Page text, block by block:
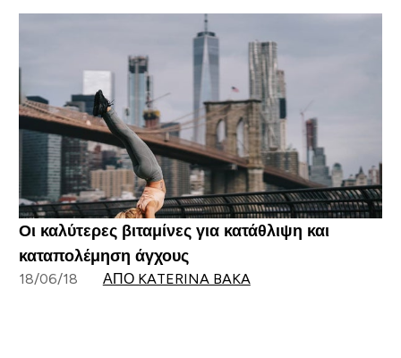
Οι καλύτερες βιταμίνες για κατάθλιψη και
καταπολέμηση άγχους
18/06/18 ΑΠΌ KATERINA BAKA